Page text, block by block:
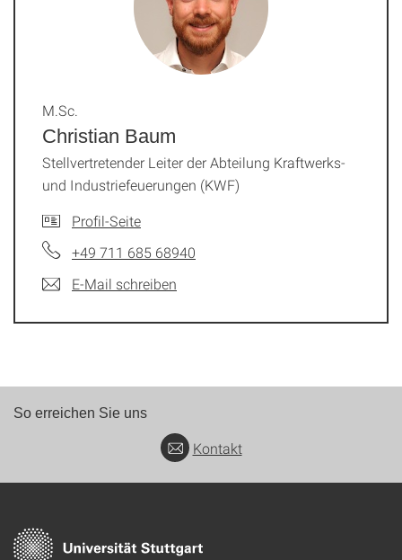
Christian Baum
M.Sc.
Stellvertretender Leiter der Abteilung Kraftwerks-
und Industriefeuerungen (KWF)
Profil-Seite
+49 711 685 68940
E-Mail schreiben
So erreichen Sie uns
Kontakt